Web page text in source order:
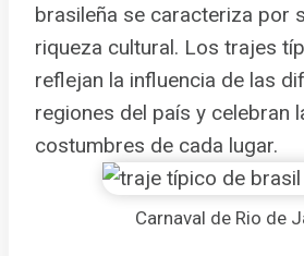
brasileña se caracteriza por
riqueza cultural. Los trajes
reflejan la influencia de las
regiones del país y celebran
costumbres de cada lugar.
Carnaval de Rio de